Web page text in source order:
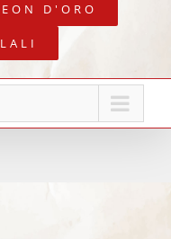
D'ORO